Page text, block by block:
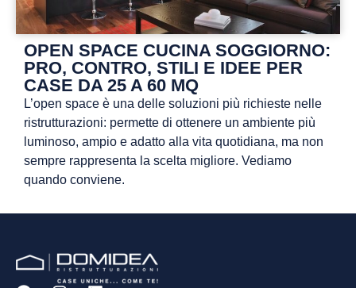
OPEN SPACE CUCINA SOGGIORNO:
PRO, CONTRO, STILI E IDEE PER
CASE DA 25 A 60 MQ
L’open space è una delle soluzioni più richieste nelle
ristrutturazioni: permette di ottenere un ambiente più
luminoso, ampio e adatto alla vita quotidiana, ma non
sempre rappresenta la scelta migliore. Vediamo
quando conviene.